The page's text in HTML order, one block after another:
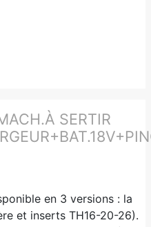
SERTIR
en 3 versions : la
et inserts TH16-20-26).